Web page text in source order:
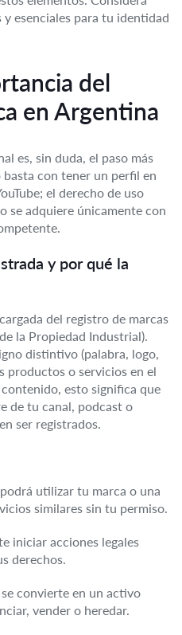
esenciales para tu identidad
del
en Argentina
es, sin duda, el paso más
con tener un perfil en
el derecho de uso
se adquiere únicamente con
y por qué la
del registro de marcas
la Propiedad Industrial).
distintivo (palabra, logo,
productos o servicios en el
esto significa que
de tu canal, podcast o
ser registrados.
utilizar tu marca o una
similares sin tu permiso.
iniciar acciones legales
derechos.
se convierte en un activo
vender o heredar.